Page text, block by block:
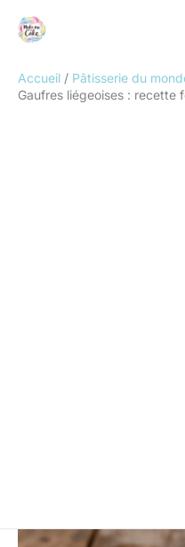
Accueil
Pâtisserie du
Gaufres liégeoises : recette